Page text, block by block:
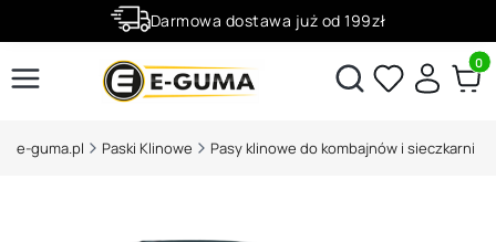
Darmowa dostawa już od 199zł
Rabaty -50% na wybrane produktyOtwórz wyszukiwarkę
e-guma.pl Paski Klinowe Pasy klinowe do kombajnów i sieczkarni